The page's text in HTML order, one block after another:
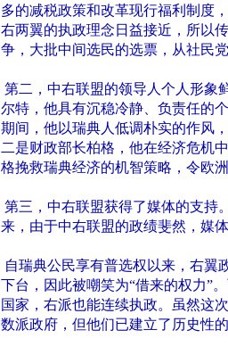
多的减税政策和改革现行福利制度
右两翼的执政理念日益接近，所以
争，大批中间选民的选票，从社民
第二，中右联盟的领导人个人形象
尔特，他具有沉稳冷静、负责任的
期间，他以瑞典人低调朴实的作风
二是财政部长柏格，他在经济危机
格挽救瑞典经济的机智策略，令欧
第三，中右联盟获得了媒体的支持
来，由于中右联盟的政绩斐然，媒
自瑞典公民享有普选权以来，右翼
下台，因此被嘲笑为“借来的权力”
国家，右派也能连续执政。虽然这
数派政府，但他们已建立了历史性